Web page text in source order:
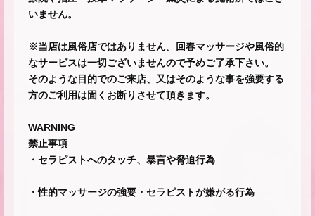
いません。
※当店は風俗店ではありません。回春マッサージや風俗的
なサービスは一切ございませんので予めご了承下さい。
そのような目的でのご来店、又はそのような事を強要する
方のご利用は固くお断りさせて頂きます。
WARNING
禁止事項
・セラピストへのタッチ、暴言や脅迫行為
・性的マッサージの強要・セラピストが嫌がる行為